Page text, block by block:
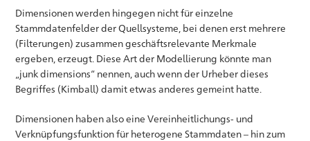
Dimensionen werden hingegen nicht für einzelne
Stammdatenfelder der Quellsysteme, bei denen erst mehrere
(Filterungen) zusammen geschäftsrelevante Merkmale
ergeben, erzeugt. Diese Art der Modellierung könnte man
„junk dimensions“ nennen, auch wenn der Urheber dieses
Begriffes (Kimball) damit etwas anderes gemeint hatte.
Dimensionen haben also eine Vereinheitlichungs- und
Verknüpfungsfunktion für heterogene Stammdaten – hin zum